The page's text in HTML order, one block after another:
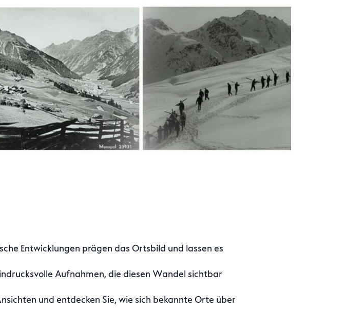
Entwicklungen prägen das Ortsbild und lassen es
Aufnahmen, die diesen Wandel sichtbar
und entdecken Sie, wie sich bekannte Orte über